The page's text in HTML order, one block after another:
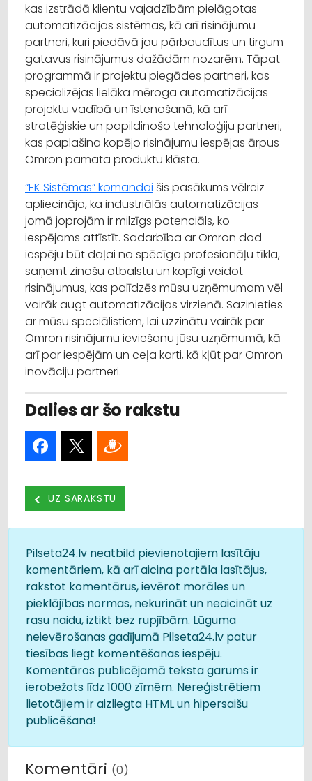
kas izstrādā klientu vajadzībām pielāgotas
automatizācijas sistēmas, kā arī risinājumu
partneri, kuri piedāvā jau pārbaudītus un tirgum
gatavus risinājumus dažādām nozarēm. Tāpat
programmā ir projektu piegādes partneri, kas
specializējas lielāka mēroga automatizācijas
projektu vadībā un īstenošanā, kā arī
stratēģiskie un papildinošo tehnoloģiju partneri,
kas paplašina kopējo risinājumu iespējas ārpus
Omron pamata produktu klāsta.
“EK Sistēmas” komandai šis pasākums vēlreiz
apliecināja, ka industriālās automatizācijas
jomā joprojām ir milzīgs potenciāls, ko
iespējams attīstīt. Sadarbība ar Omron dod
iespēju būt daļai no spēcīga profesionāļu tīkla,
saņemt zinošu atbalstu un kopīgi veidot
risinājumus, kas palīdzēs mūsu uzņēmumam vēl
vairāk augt automatizācijas virzienā. Sazinieties
ar mūsu speciālistiem, lai uzzinātu vairāk par
Omron risinājumu ieviešanu jūsu uzņēmumā, kā
arī par iespējām un ceļa karti, kā kļūt par Omron
inovāciju partneri.
Dalies ar šo rakstu
UZ SARAKSTU
Pilseta24.lv neatbild pievienotajiem lasītāju
komentāriem, kā arī aicina portāla lasītājus,
rakstot komentārus, ievērot morāles un
pieklājības normas, nekurināt un neaicināt uz
rasu naidu, iztikt bez rupjībām. Lūguma
neievērošanas gadījumā Pilseta24.lv patur
tiesības liegt komentēšanas iespēju.
Komentāros publicējamā teksta garums ir
ierobežots līdz 1000 zīmēm. Nereģistrētiem
lietotājiem ir aizliegta HTML un hipersaišu
publicēšana!
Komentāri (0)